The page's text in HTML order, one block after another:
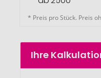
* Preis pro Stück. Preis
Ihre